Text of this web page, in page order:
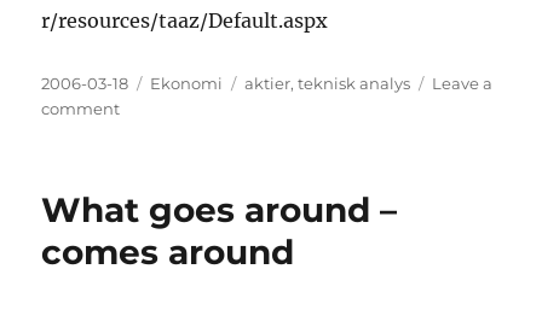
r/resources/taaz/Default.aspx
Posted
on
2006-03-18 Categories
Ekonomi Tags
aktier,teknisk analys
Leave a
commenton
What goes around –
comes around